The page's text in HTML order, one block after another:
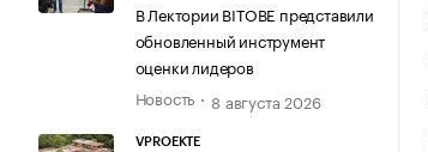
В Лектории BITOBE представили
обновленный инструмент
оценки лидеров
Новость
8 августа 2026
VPROEKTE